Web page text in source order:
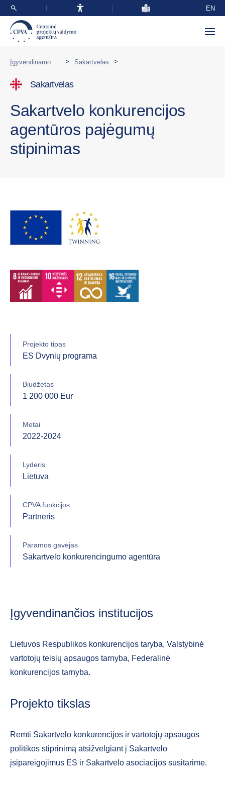
EN
> Sakartvelas >
Sakartvelas
Sakartvelo konkurencijos
agentūros pajėgumų
stipinimas
Projekto tipas
ES Dvynių programa
Biudžetas
1 200 000 Eur
Metai
2022-2024
Lyderis
Lietuva
CPVA funkcijos
Partneris
Paramos gavėjas
Sakartvelo konkurencingumo agentūra
Įgyvendinančios institucijos
Lietuvos Respublikos konkurencijos taryba, Valstybinė
vartotojų teisių apsaugos tarnyba, Federalinė
konkurencijos tarnyba.
Projekto tikslas
Remti Sakartvelo konkurencijos ir vartotojų apsaugos
politikos stiprinimą atsižvelgiant į Sakartvelo
įsipareigojimus ES ir Sakartvelo asociacijos susitarime.